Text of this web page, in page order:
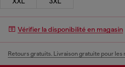
Vérifier la disponibilité en magasin
Retours gratuits. Livraison gratuite pour